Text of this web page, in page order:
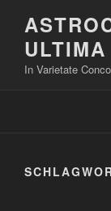
Inhalt
springenULTIMA
In Varietate